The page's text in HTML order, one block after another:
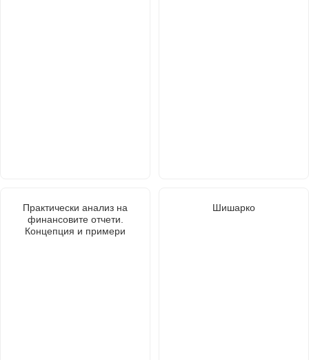
Практически анализ на
финансовите отчети.
Концепция и примери
Шишарко